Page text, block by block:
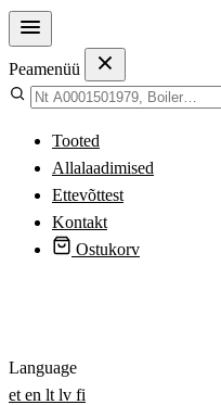
Peamenüü
Tooted
Allalaadimised
Ettevõttest
Kontakt
Ostukorv
Language
et en lt lv fi